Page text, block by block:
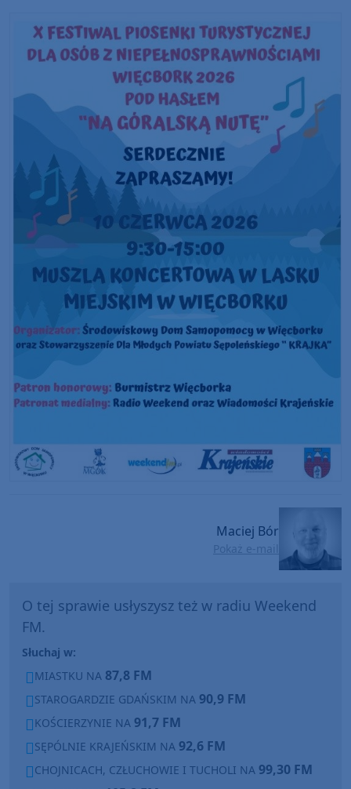
Maciej Bór
Pokaż e-mail
O tej sprawie usłyszysz też w radiu Weekend
FM.
Słuchaj w:
MIASTKU NA 87,8 FM
STAROGARDZIE GDAŃSKIM NA 90,9 FM
KOŚCIERZYNIE NA 91,7 FM
SĘPÓLNIE KRAJEŃSKIM NA 92,6 FM
CHOJNICACH, CZŁUCHOWIE I TUCHOLI NA 99,30 FM